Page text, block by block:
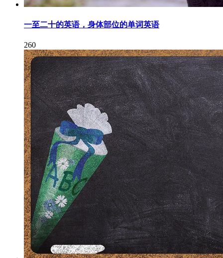
一至二十的英语，身体部位的单词英语
260